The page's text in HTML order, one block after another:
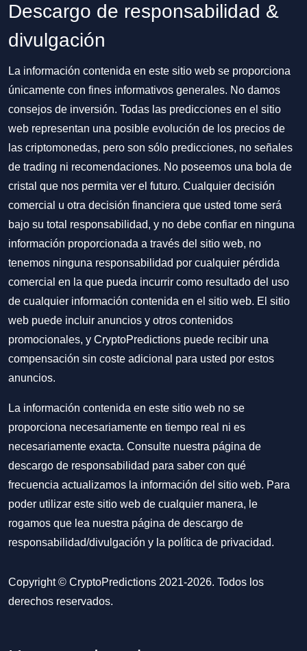
Descargo de responsabilidad &
divulgación
La información contenida en este sitio web se proporciona
únicamente con fines informativos generales. No damos
consejos de inversión. Todas las predicciones en el sitio
web representan una posible evolución de los precios de
las criptomonedas, pero son sólo predicciones, no señales
de trading ni recomendaciones. No poseemos una bola de
cristal que nos permita ver el futuro. Cualquier decisión
comercial u otra decisión financiera que usted tome será
bajo su total responsabilidad, y no debe confiar en ninguna
información proporcionada a través del sitio web, no
tenemos ninguna responsabilidad por cualquier pérdida
comercial en la que pueda incurrir como resultado del uso
de cualquier información contenida en el sitio web. El sitio
web puede incluir anuncios y otros contenidos
promocionales, y CryptoPredictions puede recibir una
compensación sin coste adicional para usted por estos
anuncios.
La información contenida en este sitio web no se
proporciona necesariamente en tiempo real ni es
necesariamente exacta. Consulte nuestra página de
descargo de responsabilidad para saber con qué
frecuencia actualizamos la información del sitio web. Para
poder utilizar este sitio web de cualquier manera, le
rogamos que lea nuestra página de descargo de
responsabilidad/divulgación y la política de privacidad.
Copyright © CryptoPredictions 2021-2026. Todos los
derechos reservados.